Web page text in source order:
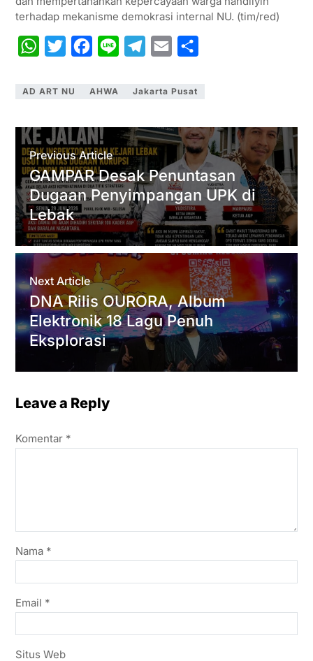
terhadap mekanisme demokrasi internal NU. (tim/red)
W
a
s
A
p
p
i
t
e
r
c
b
o
o
k
l
g
r
a
m
a
l
e
AD ART NU AHWA Jakarta Pusat
Previous Article
GAMPAR Desak Penuntasan
Dugaan Penyimpangan UPK di
Lebak
Next Article
DNA Rilis OURORA, Album
Elektronik 18 Lagu Penuh
Eksplorasi
Leave a Reply
Komentar *
Nama *
Email *
Situs Web